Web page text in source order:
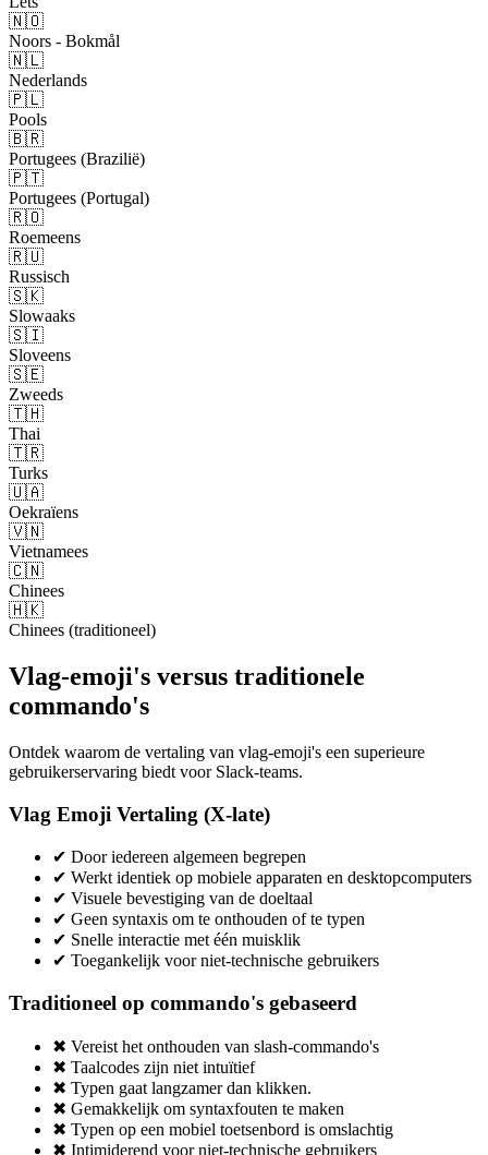
🇳🇴
Noors - Bokmål
🇳🇱
Nederlands
🇵🇱
Pools
🇧🇷
Portugees (Brazilië)
🇵🇹
Portugees (Portugal)
🇷🇴
Roemeens
🇷🇺
Russisch
🇸🇰
Slowaaks
🇸🇮
Sloveens
🇸🇪
Zweeds
🇹🇭
Thai
🇹🇷
Turks
🇺🇦
Oekraïens
🇻🇳
Vietnamees
🇨🇳
Chinees
🇭🇰
Chinees (traditioneel)
Vlag-emoji's versus traditionele
commando's
Ontdek waarom de vertaling van vlag-emoji's een superieure
gebruikerservaring biedt voor Slack-teams.
Vlag Emoji Vertaling (X-late)
✔ Door iedereen algemeen begrepen
✔ Werkt identiek op mobiele apparaten en desktopcomputers
✔ Visuele bevestiging van de doeltaal
✔ Geen syntaxis om te onthouden of te typen
✔ Snelle interactie met één muisklik
✔ Toegankelijk voor niet-technische gebruikers
Traditioneel op commando's gebaseerd
✖ Vereist het onthouden van slash-commando's
✖ Taalcodes zijn niet intuïtief
✖ Typen gaat langzamer dan klikken.
✖ Gemakkelijk om syntaxfouten te maken
✖ Typen op een mobiel toetsenbord is omslachtig
✖ Intimiderend voor niet-technische gebruikers